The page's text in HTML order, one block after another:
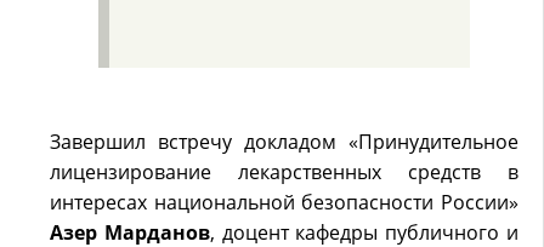
Завершил встречу докладом «Принудительное
лицензирование лекарственных средств в
интересах национальной безопасности России»
Азер Марданов, доцент кафедры публичного и